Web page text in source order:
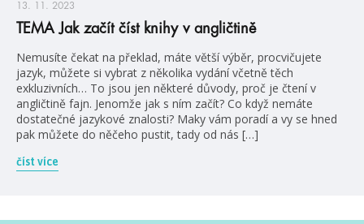
13. 11. 2023
TEMA Jak začít číst knihy v angličtině
Nemusíte čekat na překlad, máte větší výběr, procvičujete
jazyk, můžete si vybrat z několika vydání včetně těch
exkluzivních… To jsou jen některé důvody, proč je čtení v
angličtině fajn. Jenomže jak s ním začít? Co když nemáte
dostatečné jazykové znalosti? Maky vám poradí a vy se hned
pak můžete do něčeho pustit, tady od nás […]
číst více